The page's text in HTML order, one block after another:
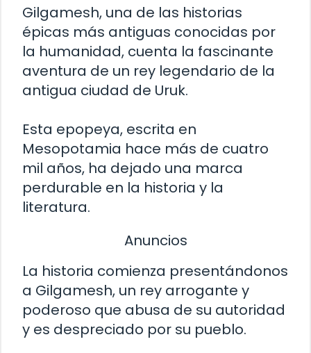
Gilgamesh, una de las historias
épicas más antiguas conocidas por
la humanidad, cuenta la fascinante
aventura de un rey legendario de la
antigua ciudad de Uruk.
Esta epopeya, escrita en
Mesopotamia hace más de cuatro
mil años, ha dejado una marca
perdurable en la historia y la
literatura.
Anuncios
La historia comienza presentándonos
a Gilgamesh, un rey arrogante y
poderoso que abusa de su autoridad
y es despreciado por su pueblo.